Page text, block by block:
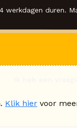
werkdagen duren.
Klik hier voor